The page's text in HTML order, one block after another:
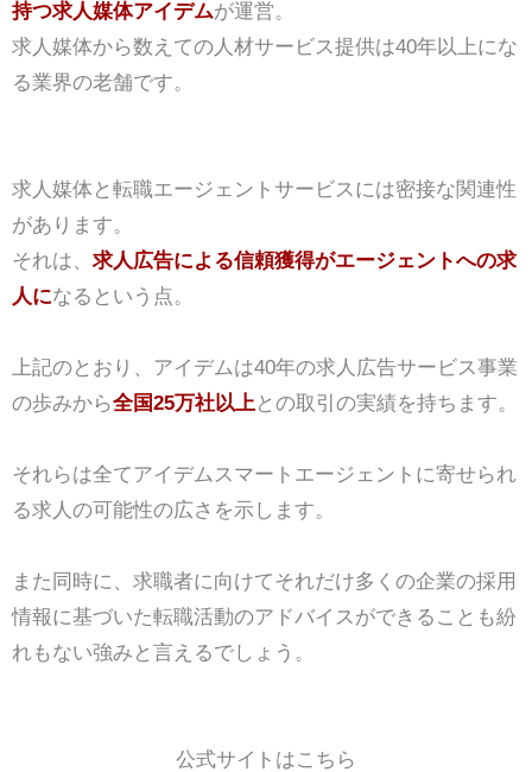
持つ求人媒体アイデムが運営。
求人媒体から数えての人材サービス提供は40年以上にな
る業界の老舗です。
求人媒体と転職エージェントサービスには密接な関連性
があります。
それは、 求人広告による信頼獲得がエージェントへの求
人になるという点。
上記のとおり、アイデムは40年の求人広告サービス事業
の歩みから全国25万社以上 との取引の実績を持ちます。
それらは全てアイデムスマートエージェントに寄せられ
る求人の可能性の広さを示します。
また同時に、求職者に向けてそれだけ多くの企業の採用
情報に基づいた転職活動のアドバイスができることも紛
れもない強みと言えるでしょう。
公式サイトはこちら